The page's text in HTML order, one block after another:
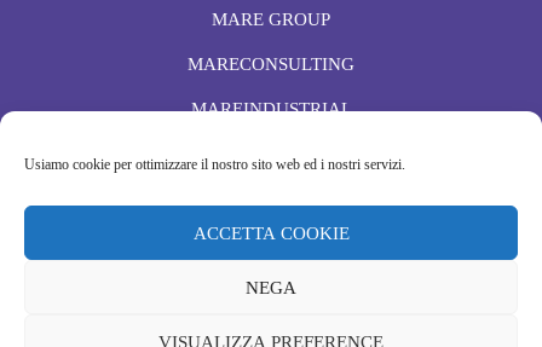
Usiamo cookie per ottimizzare il nostro sito web ed i nostri servizi.
ACCETTA COOKIE
NEGA
VISUALIZZA PREFERENCE
MARE GROUP
MARECONSULTING
MAREINDUSTRIAL
Ho letto e accetto l'informativa sulla Privacy
Privacy Policy Cookies Policy